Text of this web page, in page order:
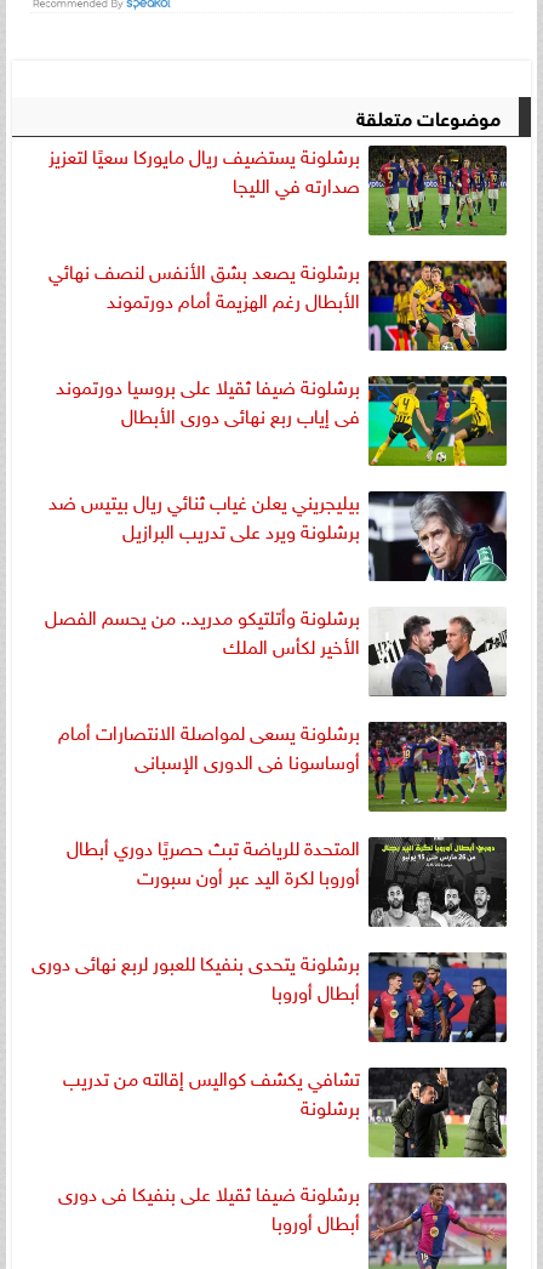
موضوعات متعلقة
برشلونة يستضيف ريال مايوركا سعيًا لتعزيز
صدارته في الليجا
برشلونة يصعد بشق الأنفس لنصف نهائي
الأبطال رغم الهزيمة أمام دورتموند
برشلونة ضيفا ثقيلا على بروسيا دورتموند
فى إياب ربع نهائى دورى الأبطال
بيليجريني يعلن غياب ثنائي ريال بيتيس ضد
برشلونة ويرد على تدريب البرازيل
برشلونة وأتلتيكو مدريد.. من يحسم الفصل
الأخير لكأس الملك
برشلونة يسعى لمواصلة الانتصارات أمام
أوساسونا فى الدورى الإسبانى
المتحدة للرياضة تبث حصريًا دوري أبطال
أوروبا لكرة اليد عبر أون سبورت
برشلونة يتحدى بنفيكا للعبور لربع نهائى دورى
أبطال أوروبا
تشافي يكشف كواليس إقالته من تدريب
برشلونة
برشلونة ضيفا ثقيلا على بنفيكا فى دورى
أبطال أوروبا